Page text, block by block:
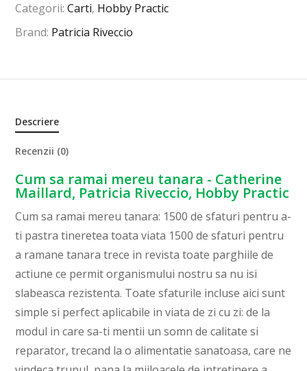
Categorii:Carti, Hobby Practic
Brand: Patricia Riveccio
Descriere
Recenzii (0)
Cum sa ramai mereu tanara - Catherine
Maillard, Patricia Riveccio, Hobby Practic
Cum sa ramai mereu tanara: 1500 de sfaturi pentru a-
ti pastra tineretea toata viata 1500 de sfaturi pentru
a ramane tanara trece in revista toate parghiile de
actiune ce permit organismului nostru sa nu isi
slabeasca rezistenta. Toate sfaturile incluse aici sunt
simple si perfect aplicabile in viata de zi cu zi: de la
modul in care sa-ti mentii un somn de calitate si
reparator, trecand la o alimentatie sanatoasa, care ne